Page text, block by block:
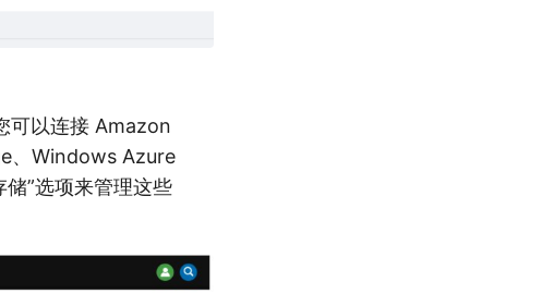
可以连接 Amazon
、Windows Azure
”选项来管理这些